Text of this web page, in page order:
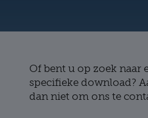
Of bent u op zoek naar
specifieke download?
dan niet om ons te